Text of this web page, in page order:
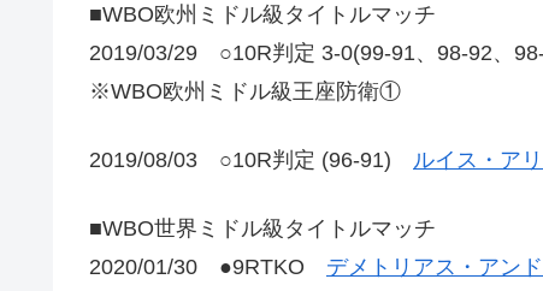
■WBO欧州ミドル級タイトルマッチ
2019/03/29 ○10R判定 3-0(99-91、98-92、
※WBO欧州ミドル級王座防衛①
2019/08/03 ○10R判定 (96-91) ルイス・ア
■WBO世界ミドル級タイトルマッチ
2020/01/30 ●9RTKO デメトリアス・アン